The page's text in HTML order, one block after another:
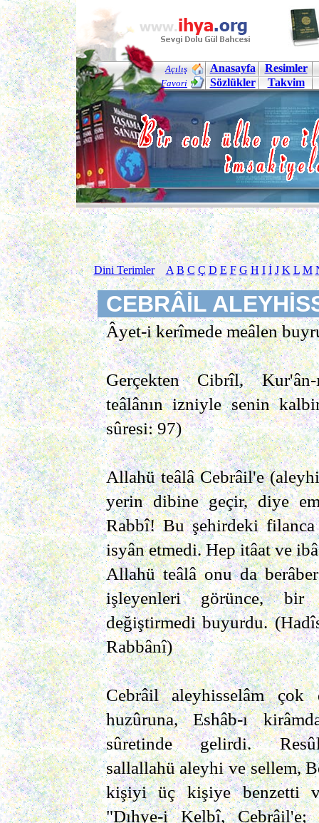
Açılış
Favori
Anasayfa
Resimler
Sözlükler
Takvim
Dini Terimler A B C Ç D E F G H I İ J K L M
CEBRÂİL
Âyet-i kerîmede meâlen
Gerçekten Cibrîl,
teâlânın izniyle senin
sûresi: 97)
Allahü teâlâ Cebrâil'e
yerin dibine geçir, diye
Rabbî! Bu şehirdeki
isyân etmedi. Hep itâat ve
Allahü teâlâ onu da
işleyenleri görünce, bir
değiştirmedi buyurdu.
Rabbânî)
Cebrâil aleyhisselâm çok
huzûruna, Eshâb-ı
sûretinde gelirdi.
sallallahü aleyhi ve sellem,
kişiyi üç kişiye benzetti
"Dıhye-i Kelbî,